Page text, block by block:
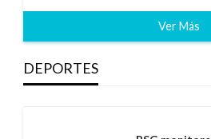
Ver Más
DEPORTES